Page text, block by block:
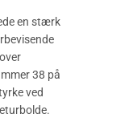
en stærk
38 på
ved